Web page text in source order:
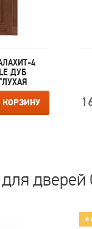
4
ДУБ
КОРЗИНУ
в